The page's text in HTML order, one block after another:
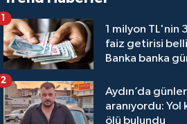
1 milyon TL'nin
faiz getirisi
Banka banka
1
Aydın’da
aranıyordu: Yol
ölü bulundu
2